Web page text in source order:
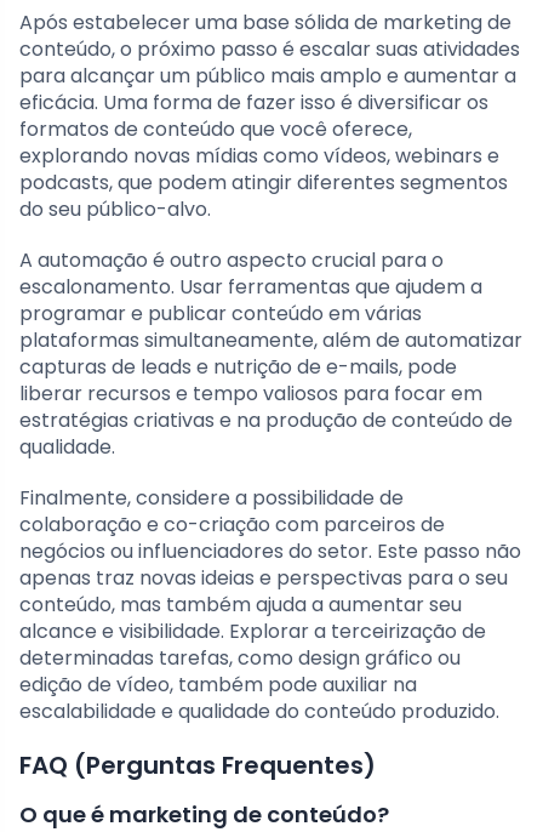
Após estabelecer uma base sólida de marketing de
conteúdo, o próximo passo é escalar suas atividades
para alcançar um público mais amplo e aumentar a
eficácia. Uma forma de fazer isso é diversificar os
formatos de conteúdo que você oferece,
explorando novas mídias como vídeos, webinars e
podcasts, que podem atingir diferentes segmentos
do seu público-alvo.
A automação é outro aspecto crucial para o
escalonamento. Usar ferramentas que ajudem a
programar e publicar conteúdo em várias
plataformas simultaneamente, além de automatizar
capturas de leads e nutrição de e-mails, pode
liberar recursos e tempo valiosos para focar em
estratégias criativas e na produção de conteúdo de
qualidade.
Finalmente, considere a possibilidade de
colaboração e co-criação com parceiros de
negócios ou influenciadores do setor. Este passo não
apenas traz novas ideias e perspectivas para o seu
conteúdo, mas também ajuda a aumentar seu
alcance e visibilidade. Explorar a terceirização de
determinadas tarefas, como design gráfico ou
edição de vídeo, também pode auxiliar na
escalabilidade e qualidade do conteúdo produzido.
FAQ (Perguntas Frequentes)
O que é marketing de conteúdo?